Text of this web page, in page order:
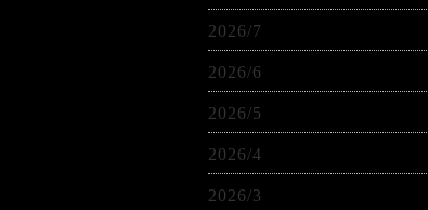
2026/7
2026/6
2026/5
2026/4
2026/3